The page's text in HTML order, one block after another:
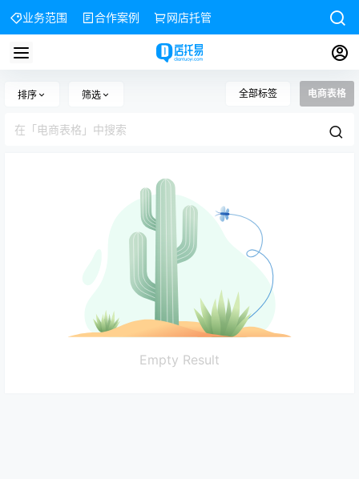
业务范围 合作案例 网店托管
排序 筛选 全部标签 电商表格
Empty Result